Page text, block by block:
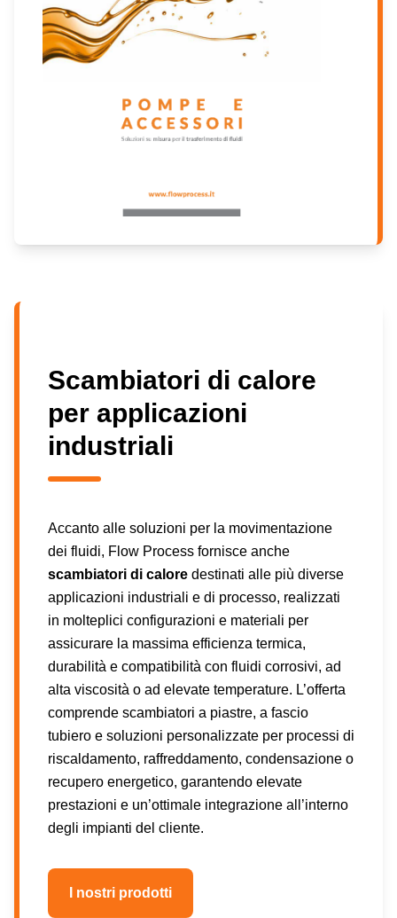
Scambiatori di calore
per applicazioni
industriali
Accanto alle soluzioni per la movimentazione
dei fluidi, Flow Process fornisce anche
scambiatori di calore destinati alle più diverse
applicazioni industriali e di processo, realizzati
in molteplici configurazioni e materiali per
assicurare la massima efficienza termica,
durabilità e compatibilità con fluidi corrosivi, ad
alta viscosità o ad elevate temperature. L’offerta
comprende scambiatori a piastre, a fascio
tubiero e soluzioni personalizzate per processi di
riscaldamento, raffreddamento, condensazione o
recupero energetico, garantendo elevate
prestazioni e un’ottimale integrazione all’interno
degli impianti del cliente.
I nostri prodotti